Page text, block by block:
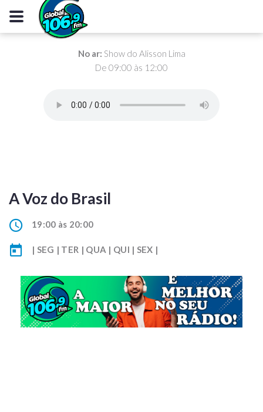
No ar: Show do Alisson Lima
De 09:00 às 12:00
A Voz do Brasil
19:00 às 20:00
| SEG | TER | QUA | QUI | SEX |